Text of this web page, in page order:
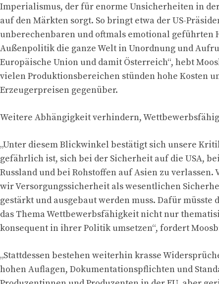
Imperialismus, der für enorme Unsicherheiten in
auf den Märkten sorgt. So bringt etwa der US-
unberechenbaren und oftmals emotional geführten
Außenpolitik die ganze Welt in Unordnung und
Europäische Union und damit Österreich“, hebt
vielen Produktionsbereichen stünden hohe Kosten
Erzeugerpreisen gegenüber.
Weitere Abhängigkeit verhindern,
„Unter diesem Blickwinkel bestätigt sich unsere
gefährlich ist, sich bei der Sicherheit auf die USA,
Russland und bei Rohstoffen auf Asien zu verlassen.
wir Versorgungssicherheit als wesentlichen
gestärkt und ausgebaut werden muss. Dafür müsste
das Thema Wettbewerbsfähigkeit nicht nur
konsequent in ihrer Politik umsetzen“, fordert
„Stattdessen bestehen weiterhin krasse
hohen Auflagen, Dokumentationspflichten und